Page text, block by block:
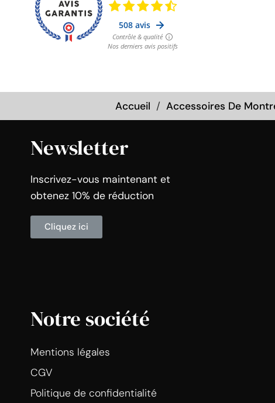
Accueil Accessoires De
Newsletter
Inscrivez-vous maintenant et
obtenez 10% de réduction
Cliquez ici
Notre société
Mentions légales
CGV
Politique de confidentialité